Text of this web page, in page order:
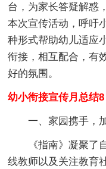
台，为家长答疑解惑
本次宣传活动，呼吁
种形式帮助幼儿适应
衔接，相互配合，有
好的氛围。
幼小衔接宣传月总结8
一、家园携手，加
《指南》凝聚了自
线教师以及关注教育